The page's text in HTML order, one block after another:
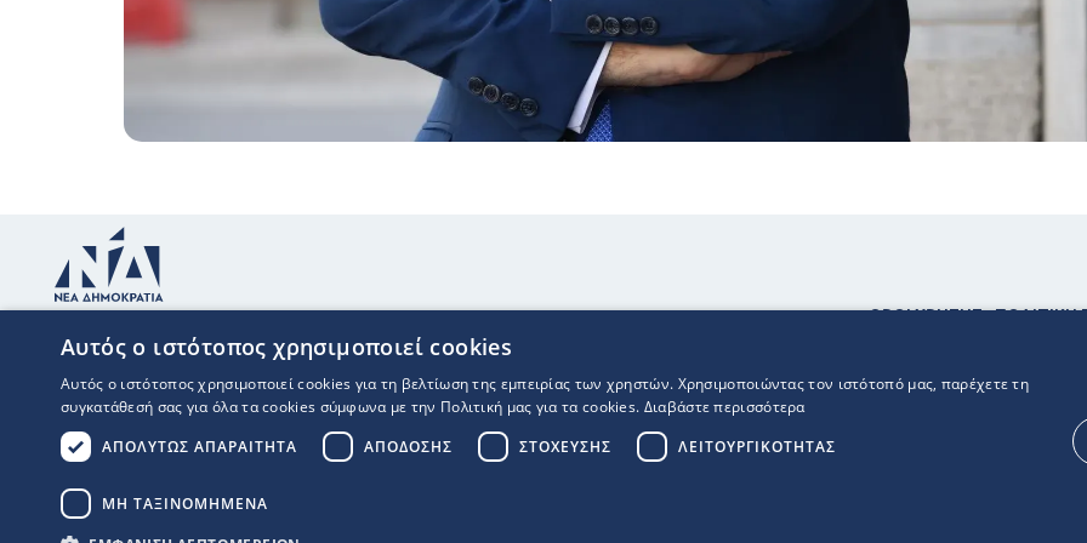
ΟΡΟΙ ΧΡΗΣΗΣ
2103629510
Πανεπιστημίου 38, Στοά Χατζηχρήστου, 6ος όροφος
Γιώργος Μουρούτης | Υποψήφιος Ευρωβουλευτής ΝΔ Copyright © 2026 - All rights reserved.
Αυτός ο ιστότοπος χρησιμοποιεί cookies
Αυτός ο ιστότοπος χρησιμοποιεί cookies για τη βελτίωση της εμπειρίας των χρηστών. Χρησιμοποιώντας τον ιστότοπό μας, παρέχετε τη
συγκατάθεσή σας για όλα τα cookies σύμφωνα με την Πολιτική μας για τα cookies. Διαβάστε περισσότερα
ΑΠΟΛΎΤΩΣ ΑΠΑΡΑΊΤΗΤΑ
ΑΠΌΔΟΣΗΣ ΣΤΌΧΕΥΣΗΣ ΛΕΙΤΟΥΡΓΙΚΌΤΗΤΑΣ
ΜΗ ΤΑΞΙΝΟΜΗΜΈΝΑ